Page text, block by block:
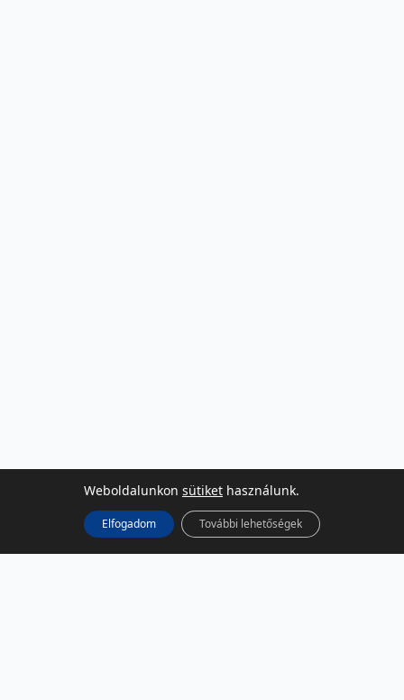
Weboldalunkon sütiket használunk.
Elfogadom További lehetőségek